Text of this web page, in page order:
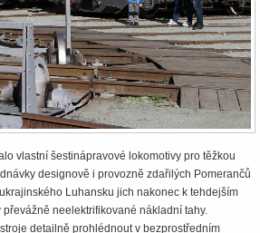
vlastní šestinápravové lokomotivy pro těžkou
designově i provozně zdařilých Pomerančů
Luhansku jich nakonec k tehdejším
neelektrifikované nákladní tahy.
detailně prohlédnout v bezprostředním